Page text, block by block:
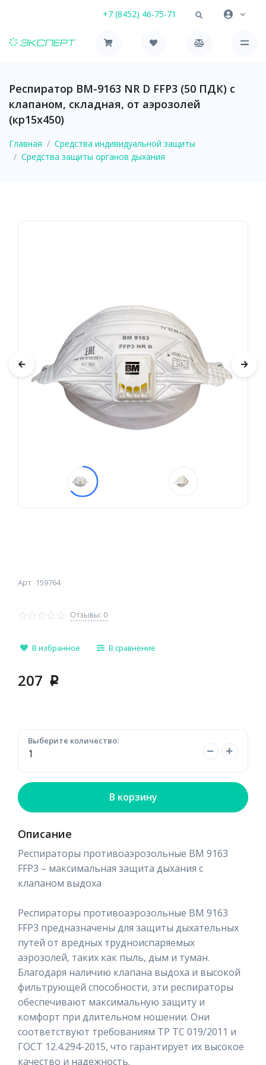
+7 (8452) 46-75-71
Респиратор ВМ-9163 NR D FFP3 (50 ПДК) с
клапаном, складная, от аэрозолей
(кр15х450)
Главная
Средства индивидуальной защиты
Средства защиты органов дыхания
Арт 159764
Отзывы: 0
В избранное В сравнение
207 p
Выберите количество:
В корзину
Описание
Респираторы противоаэрозольные ВМ 9163
FFP3 – максимальная защита дыхания с
клапаном выдоха
Респираторы противоаэрозольные ВМ 9163
FFP3 предназначены для защиты дыхательных
путей от вредных трудноиспаряемых
аэрозолей, таких как пыль, дым и туман.
Благодаря наличию клапана выдоха и высокой
фильтрующей способности, эти респираторы
обеспечивают максимальную защиту и
комфорт при длительном ношении. Они
соответствуют требованиям ТР ТС 019/2011 и
ГОСТ 12.4.294-2015, что гарантирует их высокое
качество и надежность.